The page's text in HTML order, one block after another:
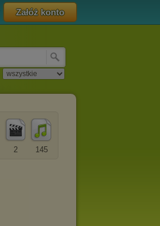
Załóż konto
145
2